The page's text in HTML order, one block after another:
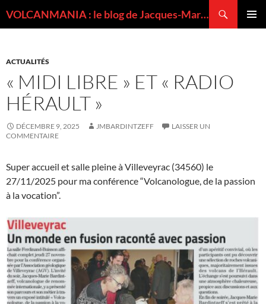
VOLCANMANIA : le blog de Jacques-Marie BARDINTZEFF, volcanologue
ACTUALITÉS
« MIDI LIBRE » ET « RADIO
HÉRAULT »
DÉCEMBRE 9, 2025 JMBARDINTZEFF
LAISSER UN
COMMENTAIRE
Super accueil et salle pleine à Villeveyrac (34560) le
27/11/2025 pour ma conférence “Volcanologue, de la passion
à la vocation”.